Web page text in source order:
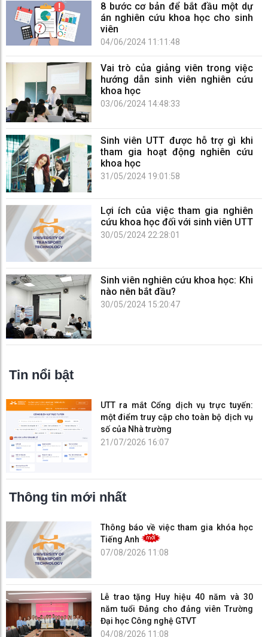
8 bước cơ bản để bắt đầu một dự
án nghiên cứu khoa học cho sinh
viên
04/06/2024 11:11:48
Vai trò của giảng viên trong việc
hướng dẫn sinh viên nghiên cứu
khoa học
03/06/2024 14:48:33
Sinh viên UTT được hỗ trợ gì khi
tham gia hoạt động nghiên cứu
khoa học
31/05/2024 19:01:58
Lợi ích của việc tham gia nghiên
cứu khoa học đối với sinh viên UTT
30/05/2024 22:28:01
Sinh viên nghiên cứu khoa học: Khi
nào nên bắt đầu?
30/05/2024 15:20:47
Tin nổi bật
UTT ra mắt Cổng dịch vụ trực tuyến:
một điểm truy cập cho toàn bộ dịch vụ
số của Nhà trường
21/07/2026 16:07
Thông tin mới nhất
Thông báo về việc tham gia khóa học
Tiếng Anh
07/08/2026 11:08
Lễ trao tặng Huy hiệu 40 năm và 30
năm tuổi Đảng cho đảng viên Trường
Đại học Công nghệ GTVT
04/08/2026 11:08